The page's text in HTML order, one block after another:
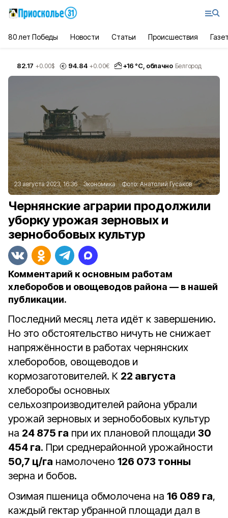
80 лет Победы Новости Статьи Происшествия
82.17 +0.00$ 94.84 +0.00€ +16 °С, облачно Белгород
23 августа 2023, 16:36 Экономика Фото:Анатолий Гусаков
Чернянские аграрии продолжили
уборку урожая зерновых и
зернобобовых культур
Комментарий к основным работам
хлеборобов и овощеводов района — в нашей
публикации.
Последний месяц лета идёт к завершению.
Но это обстоятельство ничуть не снижает
напряжённости в работах чернянских
хлеборобов, овощеводов и
кормозаготовителей. К 22 августа
хлеборобы основных
сельхозпроизводителей района убрали
урожай зерновых и зернобобовых культур
на 24 875 га при их плановой площади 30
454 га. При среднерайонной урожайности
50,7 ц/га намолочено 126 073 тонны
зерна и бобов.
Озимая пшеница обмолочена на 16 089 га,
каждый гектар убранной площади дал в